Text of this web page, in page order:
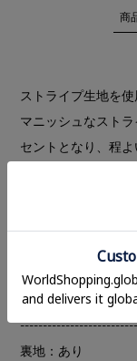
商
ストライプ生地を使
マニッシュなスト
セントとなり、程
す。ゆったりとし
にメリハリを与え
インスタライブを
裏地：あり